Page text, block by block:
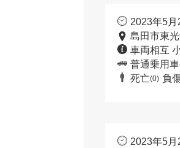
2023年5
島田市東
車両相互
普通乗用車
死亡(0) 負
2023年5